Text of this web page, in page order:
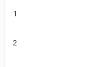
1
2